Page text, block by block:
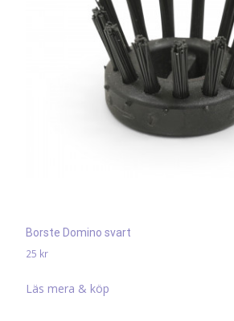
Borste Domino svart
25 kr
Läs mera & köp